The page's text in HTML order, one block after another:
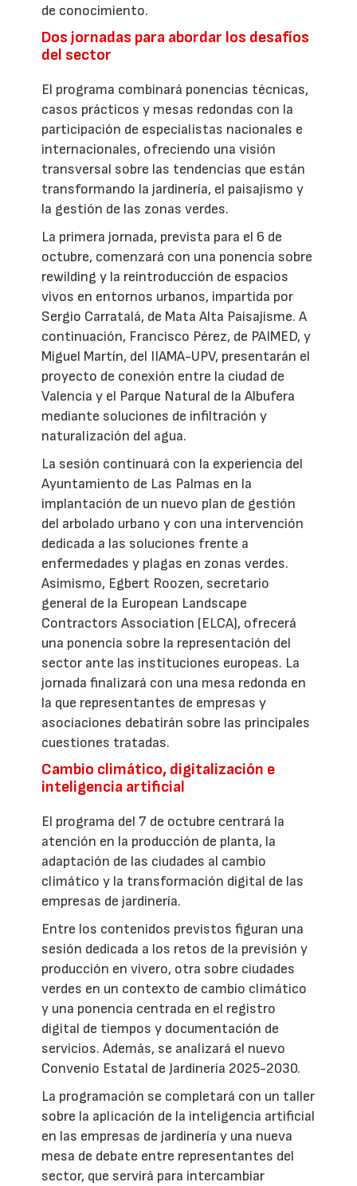
de conocimiento.
Dos jornadas para abordar los desafíos
del sector
El programa combinará ponencias técnicas,
casos prácticos y mesas redondas con la
participación de especialistas nacionales e
internacionales, ofreciendo una visión
transversal sobre las tendencias que están
transformando la jardinería, el paisajismo y
la gestión de las zonas verdes.
La primera jornada, prevista para el 6 de
octubre, comenzará con una ponencia sobre
rewilding y la reintroducción de espacios
vivos en entornos urbanos, impartida por
Sergio Carratalá, de Mata Alta Paisajisme. A
continuación, Francisco Pérez, de PAIMED, y
Miguel Martín, del IIAMA-UPV, presentarán el
proyecto de conexión entre la ciudad de
Valencia y el Parque Natural de la Albufera
mediante soluciones de infiltración y
naturalización del agua.
La sesión continuará con la experiencia del
Ayuntamiento de Las Palmas en la
implantación de un nuevo plan de gestión
del arbolado urbano y con una intervención
dedicada a las soluciones frente a
enfermedades y plagas en zonas verdes.
Asimismo, Egbert Roozen, secretario
general de la European Landscape
Contractors Association (ELCA), ofrecerá
una ponencia sobre la representación del
sector ante las instituciones europeas. La
jornada finalizará con una mesa redonda en
la que representantes de empresas y
asociaciones debatirán sobre las principales
cuestiones tratadas.
Cambio climático, digitalización e
inteligencia artificial
El programa del 7 de octubre centrará la
atención en la producción de planta, la
adaptación de las ciudades al cambio
climático y la transformación digital de las
empresas de jardinería.
Entre los contenidos previstos figuran una
sesión dedicada a los retos de la previsión y
producción en vivero, otra sobre ciudades
verdes en un contexto de cambio climático
y una ponencia centrada en el registro
digital de tiempos y documentación de
servicios. Además, se analizará el nuevo
Convenio Estatal de Jardinería 2025-2030.
La programación se completará con un taller
sobre la aplicación de la inteligencia artificial
en las empresas de jardinería y una nueva
mesa de debate entre representantes del
sector, que servirá para intercambiar